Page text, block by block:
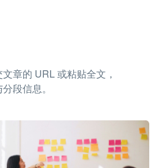
章的 URL 或粘贴全文，
段信息。